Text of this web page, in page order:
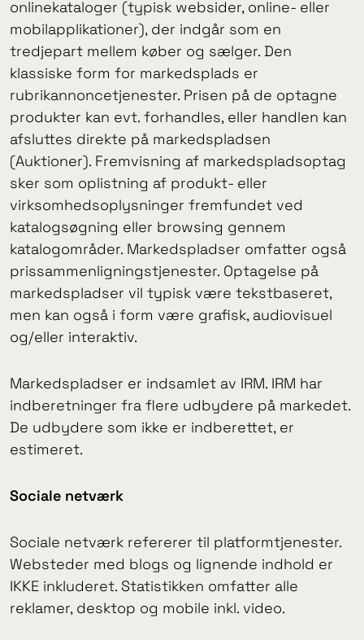
onlinekataloger (typisk websider, online- eller
mobilapplikationer), der indgår som en
tredjepart mellem køber og sælger. Den
klassiske form for markedsplads er
rubrikannoncetjenester. Prisen på de optagne
produkter kan evt. forhandles, eller handlen kan
afsluttes direkte på markedspladsen
(Auktioner). Fremvisning af markedspladsoptag
sker som oplistning af produkt- eller
virksomhedsoplysninger fremfundet ved
katalogsøgning eller browsing gennem
katalogområder. Markedspladser omfatter også
prissammenligningstjenester. Optagelse på
markedspladser vil typisk være tekstbaseret,
men kan også i form være grafisk, audiovisuel
og/eller interaktiv.
Markedspladser er indsamlet av IRM. IRM har
indberetninger fra flere udbydere på markedet.
De udbydere som ikke er indberettet, er
estimeret.
Sociale netværk
Sociale netværk refererer til platformtjenester.
Websteder med blogs og lignende indhold er
IKKE inkluderet. Statistikken omfatter alle
reklamer, desktop og mobile inkl. video.